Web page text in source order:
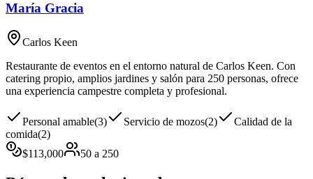
María Gracia
Carlos Keen
Restaurante de eventos en el entorno natural de Carlos Keen. Con
catering propio, amplios jardines y salón para 250 personas, ofrece
una experiencia campestre completa y profesional.
Personal amable(3) Servicio de mozos(2)
Calidad de la
comida(2)
$113,000 50 a 250